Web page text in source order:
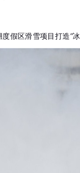
假区滑雪项目打造“